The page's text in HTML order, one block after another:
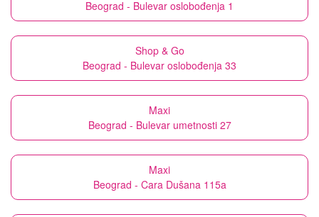
Beograd - Bulevar oslobođenja 1
Shop & Go
Beograd - Bulevar oslobođenja 33
Maxi
Beograd - Bulevar umetnosti 27
Maxi
Beograd - Cara Dušana 115a